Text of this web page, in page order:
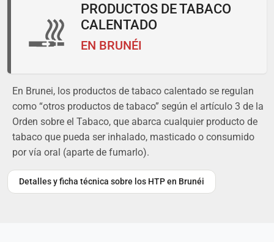
PRODUCTOS DE TABACO
CALENTADO
EN BRUNÉI
En Brunei, los productos de tabaco calentado se regulan
como “otros productos de tabaco” según el artículo 3 de la
Orden sobre el Tabaco, que abarca cualquier producto de
tabaco que pueda ser inhalado, masticado o consumido
por vía oral (aparte de fumarlo).
Detalles y ficha técnica sobre los HTP en Brunéi